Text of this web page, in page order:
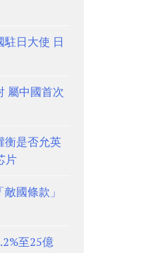
駐日大使 日
屬中國首次
衡是否允英
片
國條款」
至25億